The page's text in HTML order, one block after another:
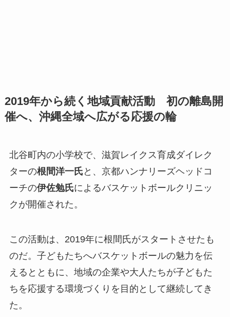
2019年から続く地域貢献活動 初の離島開
催へ、沖縄全域へ広がる応援の輪
北谷町内の小学校で、滋賀レイクス育成ダイレク
ターの根間洋一氏 と、京都ハンナリーズヘッドコ
ーチの伊佐勉氏によるバスケットボールクリニッ
クが開催された。
この活動は、2019年に根間氏がスタートさせたも
のだ。子どもたちへバスケットボールの魅力を伝
えるとともに、地域の企業や大人たちが子どもた
ちを応援する環境づくりを目的として継続してき
た。